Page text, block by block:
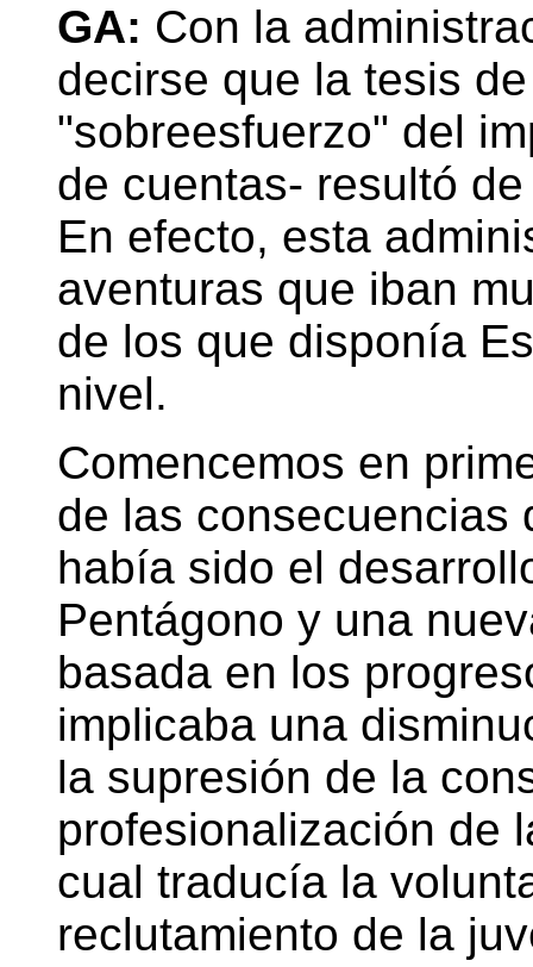
GA: Con la
decirse que la tesis
"sobreesfuerzo" del
de cuentas- resultó
En efecto, esta
aventuras que iban
de los que disponía
nivel.
Comencemos en
de las consecuencias
había sido el
Pentágono y una
basada en los
implicaba una
la supresión de la
profesionalización de
cual traducía la
reclutamiento de la